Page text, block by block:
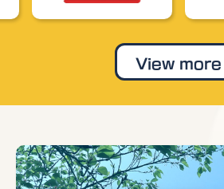
View more